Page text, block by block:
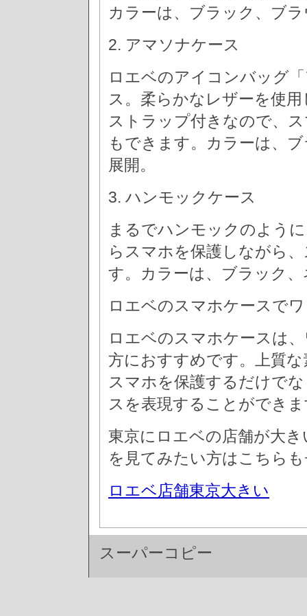
カラーは、ブラック、ブ
2. アマソナケース
ロエベのアイコンバッグ
ス。柔らかなレザーを使
ストラップ付きなので、
もできます。カラーは、
展開。
3. ハンモックケース
まるでハンモックのよう
らスマホを保護しながら
す。カラーは、ブラック
ロエベのスマホケースで
ロエベのスマホケースは
方におすすめです。上質
スマホを保護するだけで
スを表現することができ
東京にロエベの店舗が大
を見てみたい方はこちら
ロエベ店舗東京大きい
スーパーコピー